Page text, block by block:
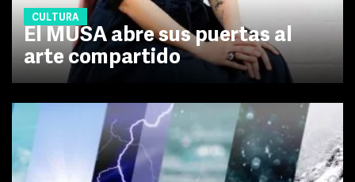
CULTURA
El MUSA abre sus puertas al
arte compartido